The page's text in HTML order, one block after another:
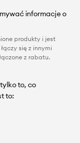
informacje o
produkty i jest
się z innymi
z rabatu.
to, co
to: